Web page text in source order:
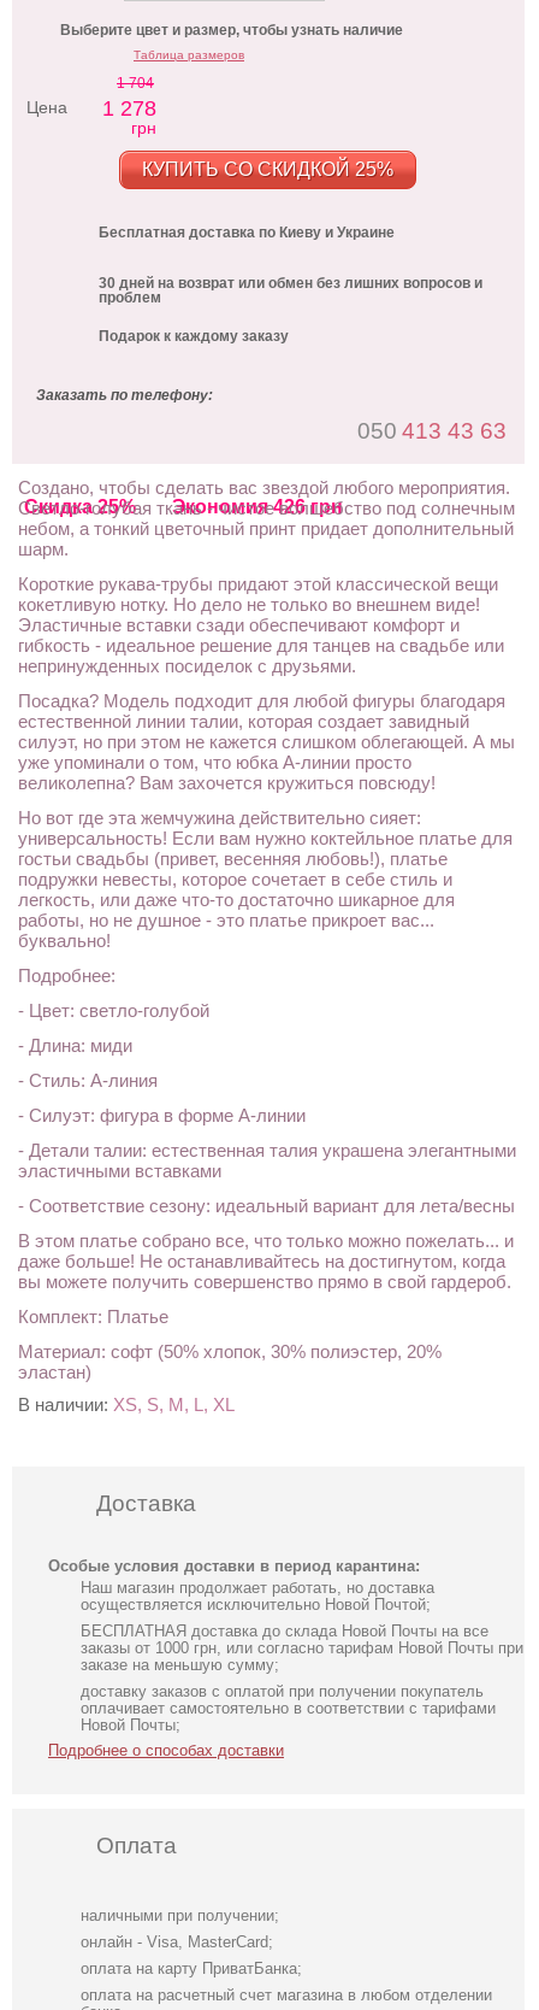
Скидка 25% Экономия 426 грн
Выберите цвет и размер, чтобы узнать наличие
Таблица размеров
Цена
1 704
1 278
грн
КУПИТЬ СО СКИДКОЙ 25%
Бесплатная доставка по Киеву и Украине
30 дней на возврат или обмен без лишних вопросов и
проблем
Подарок к каждому заказу
Заказать по телефону:
050 413 43 63
Создано, чтобы сделать вас звездой любого мероприятия.
Светло-голубая ткань - чистое волшебство под солнечным
небом, а тонкий цветочный принт придает дополнительный
шарм.
Короткие рукава-трубы придают этой классической вещи
кокетливую нотку. Но дело не только во внешнем виде!
Эластичные вставки сзади обеспечивают комфорт и
гибкость - идеальное решение для танцев на свадьбе или
непринужденных посиделок с друзьями.
Посадка? Модель подходит для любой фигуры благодаря
естественной линии талии, которая создает завидный
силуэт, но при этом не кажется слишком облегающей. А мы
уже упоминали о том, что юбка А-линии просто
великолепна? Вам захочется кружиться повсюду!
Но вот где эта жемчужина действительно сияет:
универсальность! Если вам нужно коктейльное платье для
гостьи свадьбы (привет, весенняя любовь!), платье
подружки невесты, которое сочетает в себе стиль и
легкость, или даже что-то достаточно шикарное для
работы, но не душное - это платье прикроет вас...
буквально!
Подробнее:
- Цвет: светло-голубой
- Длина: миди
- Стиль: А-линия
- Силуэт: фигура в форме А-линии
- Детали талии: естественная талия украшена элегантными
эластичными вставками
- Соответствие сезону: идеальный вариант для лета/весны
В этом платье собрано все, что только можно пожелать... и
даже больше! Не останавливайтесь на достигнутом, когда
вы можете получить совершенство прямо в свой гардероб.
Комплект: Платье
Материал: софт (50% хлопок, 30% полиэстер, 20%
эластан)
В наличии: XS, S, M, L, XL
Доставка
Особые условия доставки в период карантина:
Наш магазин продолжает работать, но доставка
осуществляется исключительно Новой Почтой;
БЕСПЛАТНАЯ доставка до склада Новой Почты на все
заказы от 1000 грн, или согласно тарифам Новой Почты при
заказе на меньшую сумму;
доставку заказов с оплатой при получении покупатель
оплачивает самостоятельно в соответствии с тарифами
Новой Почты;
Подробнее о способах доставки
Оплата
наличными при получении;
онлайн - Visa, MasterCard;
оплата на карту ПриватБанка;
оплата на расчетный счет магазина в любом отделении